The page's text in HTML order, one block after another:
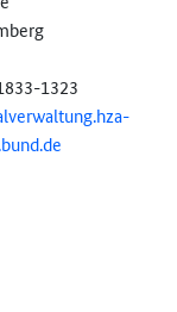
1323
hza-